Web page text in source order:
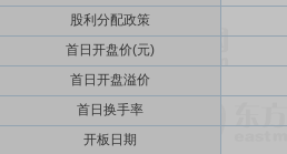
股利分配政策
首日开盘价(元)
首日开盘溢价
首日换手率
开板日期